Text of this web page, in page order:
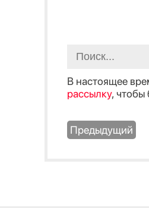
В настоящее
рассылку, чтобы
Предыдущий